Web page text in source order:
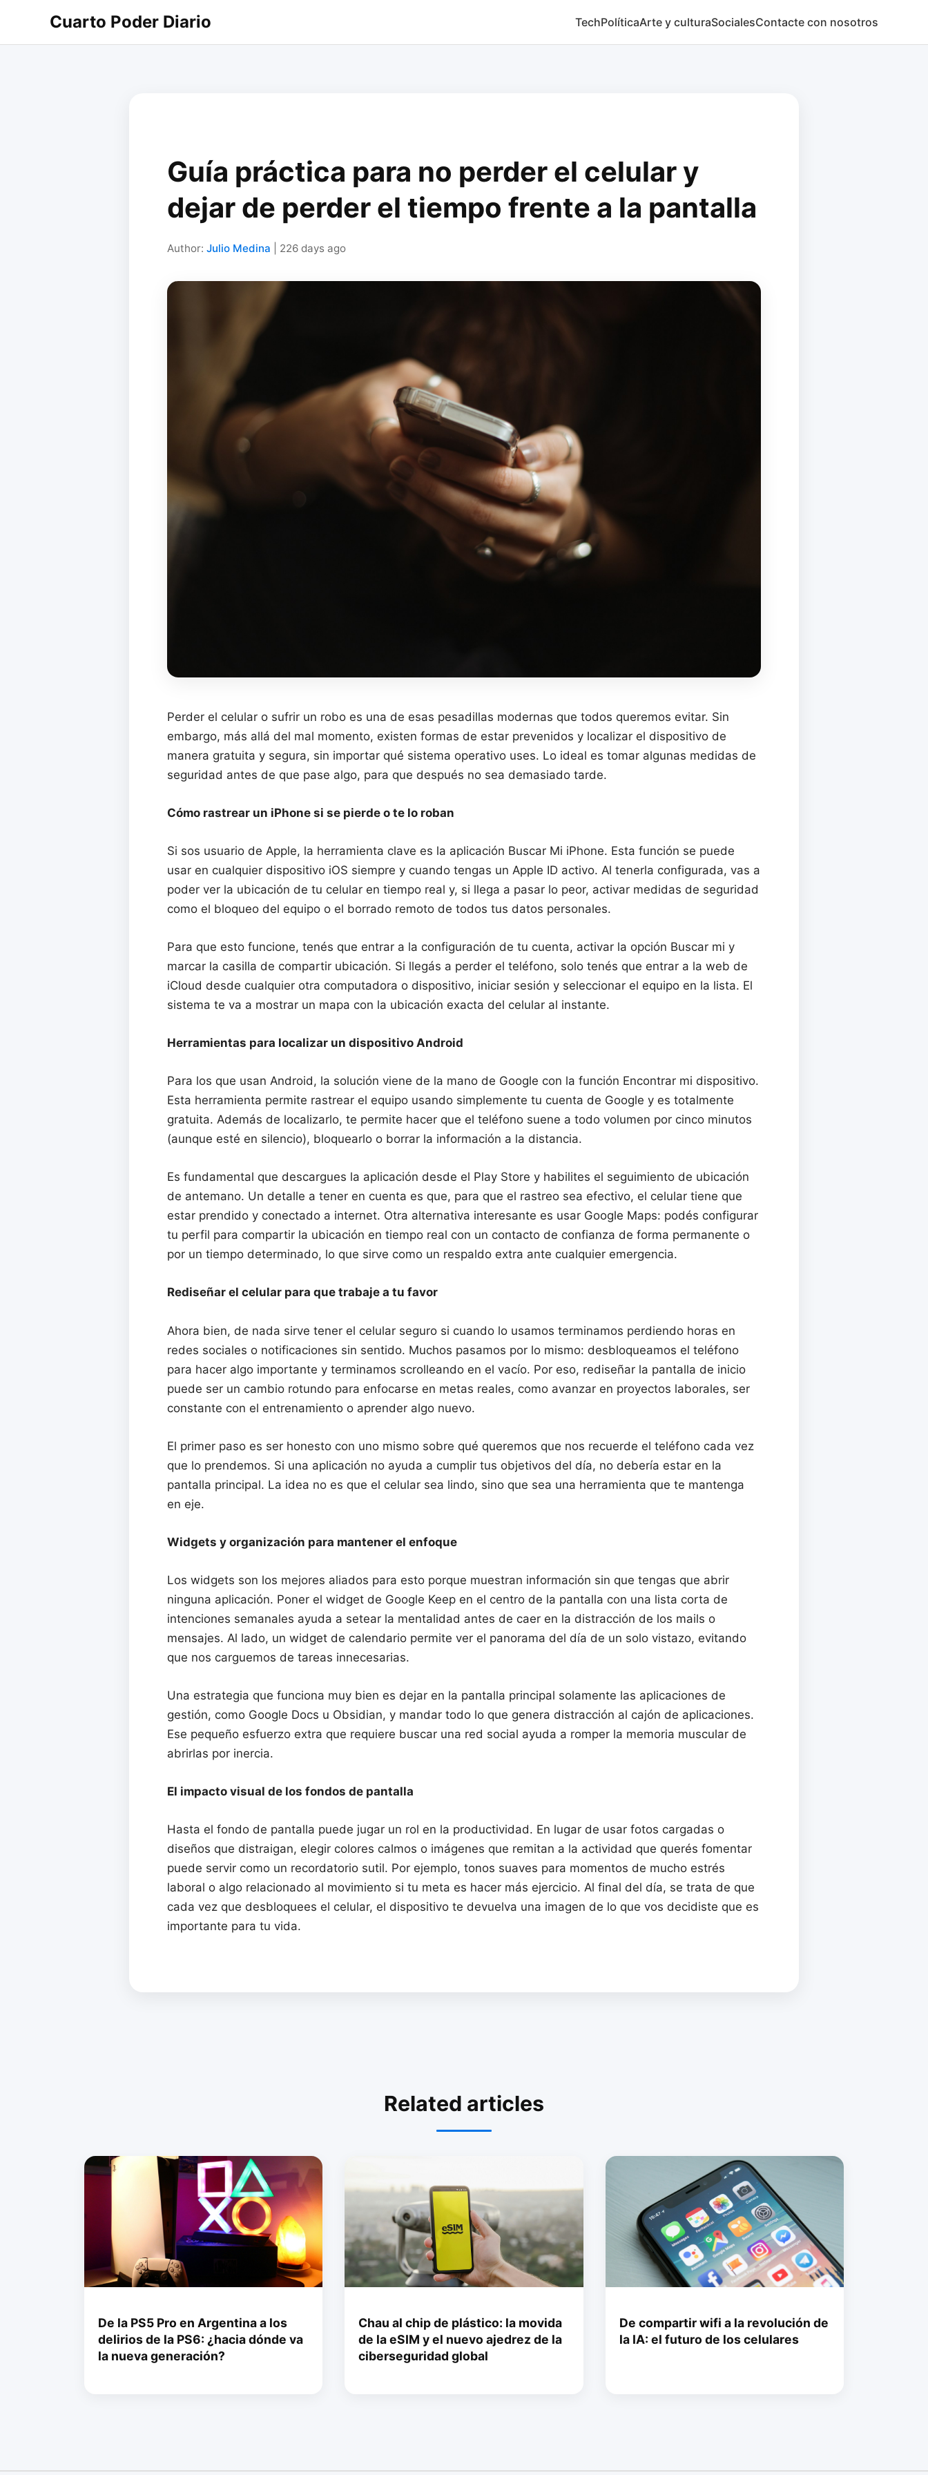
Cuarto Poder Diario TechPolíticaArte y culturaSocialesContacte con nosotros
Guía práctica para no perder el celular y
dejar de perder el tiempo frente a la pantalla
Author: Julio Medina | 226 days ago
Perder el celular o sufrir un robo es una de esas pesadillas modernas que todos queremos evitar. Sin
embargo, más allá del mal momento, existen formas de estar prevenidos y localizar el dispositivo de
manera gratuita y segura, sin importar qué sistema operativo uses. Lo ideal es tomar algunas medidas de
seguridad antes de que pase algo, para que después no sea demasiado tarde.
Cómo rastrear un iPhone si se pierde o te lo roban
Si sos usuario de Apple, la herramienta clave es la aplicación Buscar Mi iPhone. Esta función se puede
usar en cualquier dispositivo iOS siempre y cuando tengas un Apple ID activo. Al tenerla configurada, vas a
poder ver la ubicación de tu celular en tiempo real y, si llega a pasar lo peor, activar medidas de seguridad
como el bloqueo del equipo o el borrado remoto de todos tus datos personales.
Para que esto funcione, tenés que entrar a la configuración de tu cuenta, activar la opción Buscar mi y
marcar la casilla de compartir ubicación. Si llegás a perder el teléfono, solo tenés que entrar a la web de
iCloud desde cualquier otra computadora o dispositivo, iniciar sesión y seleccionar el equipo en la lista. El
sistema te va a mostrar un mapa con la ubicación exacta del celular al instante.
Herramientas para localizar un dispositivo Android
Para los que usan Android, la solución viene de la mano de Google con la función Encontrar mi dispositivo.
Esta herramienta permite rastrear el equipo usando simplemente tu cuenta de Google y es totalmente
gratuita. Además de localizarlo, te permite hacer que el teléfono suene a todo volumen por cinco minutos
(aunque esté en silencio), bloquearlo o borrar la información a la distancia.
Es fundamental que descargues la aplicación desde el Play Store y habilites el seguimiento de ubicación
de antemano. Un detalle a tener en cuenta es que, para que el rastreo sea efectivo, el celular tiene que
estar prendido y conectado a internet. Otra alternativa interesante es usar Google Maps: podés configurar
tu perfil para compartir la ubicación en tiempo real con un contacto de confianza de forma permanente o
por un tiempo determinado, lo que sirve como un respaldo extra ante cualquier emergencia.
Rediseñar el celular para que trabaje a tu favor
Ahora bien, de nada sirve tener el celular seguro si cuando lo usamos terminamos perdiendo horas en
redes sociales o notificaciones sin sentido. Muchos pasamos por lo mismo: desbloqueamos el teléfono
para hacer algo importante y terminamos scrolleando en el vacío. Por eso, rediseñar la pantalla de inicio
puede ser un cambio rotundo para enfocarse en metas reales, como avanzar en proyectos laborales, ser
constante con el entrenamiento o aprender algo nuevo.
El primer paso es ser honesto con uno mismo sobre qué queremos que nos recuerde el teléfono cada vez
que lo prendemos. Si una aplicación no ayuda a cumplir tus objetivos del día, no debería estar en la
pantalla principal. La idea no es que el celular sea lindo, sino que sea una herramienta que te mantenga
en eje.
Widgets y organización para mantener el enfoque
Los widgets son los mejores aliados para esto porque muestran información sin que tengas que abrir
ninguna aplicación. Poner el widget de Google Keep en el centro de la pantalla con una lista corta de
intenciones semanales ayuda a setear la mentalidad antes de caer en la distracción de los mails o
mensajes. Al lado, un widget de calendario permite ver el panorama del día de un solo vistazo, evitando
que nos carguemos de tareas innecesarias.
Una estrategia que funciona muy bien es dejar en la pantalla principal solamente las aplicaciones de
gestión, como Google Docs u Obsidian, y mandar todo lo que genera distracción al cajón de aplicaciones.
Ese pequeño esfuerzo extra que requiere buscar una red social ayuda a romper la memoria muscular de
abrirlas por inercia.
El impacto visual de los fondos de pantalla
Hasta el fondo de pantalla puede jugar un rol en la productividad. En lugar de usar fotos cargadas o
diseños que distraigan, elegir colores calmos o imágenes que remitan a la actividad que querés fomentar
puede servir como un recordatorio sutil. Por ejemplo, tonos suaves para momentos de mucho estrés
laboral o algo relacionado al movimiento si tu meta es hacer más ejercicio. Al final del día, se trata de que
cada vez que desbloquees el celular, el dispositivo te devuelva una imagen de lo que vos decidiste que es
importante para tu vida.
Related articles
De la PS5 Pro en Argentina a los
delirios de la PS6: ¿hacia dónde va
la nueva generación?
Chau al chip de plástico: la movida
de la eSIM y el nuevo ajedrez de la
ciberseguridad global
De compartir wifi a la revolución de
la IA: el futuro de los celulares